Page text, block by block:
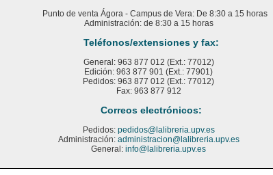
Punto de venta Ágora - Campus de Vera: De 8:30 a 15 horas
Administración: de 8:30 a 15 horas
Teléfonos/extensiones y fax:
General: 963 877 012 (Ext.: 77012)
Edición: 963 877 901 (Ext.: 77901)
Pedidos: 963 877 012 (Ext.: 77012)
Fax: 963 877 912
Correos electrónicos:
Pedidos: pedidos@lalibreria.upv.es
Administración: administracion@lalibreria.upv.es
General: info@lalibreria.upv.es